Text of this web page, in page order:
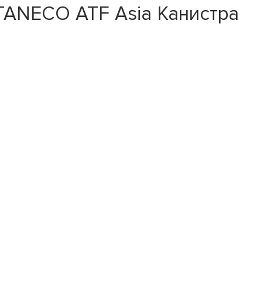
ATF Asia Канистра